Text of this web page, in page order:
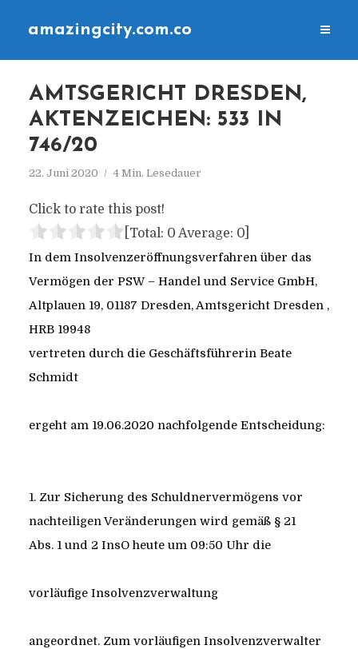
amazingcity.com.co
AMTSGERICHT DRESDEN,
AKTENZEICHEN: 533 IN
746/20
22. Juni 2020 4 Min. Lesedauer
Click to rate this post!
[Total: 0 Average: 0]
In dem Insolvenzeröffnungsverfahren über das
Vermögen der PSW – Handel und Service GmbH,
Altplauen 19, 01187 Dresden, Amtsgericht Dresden ,
HRB 19948
vertreten durch die Geschäftsführerin Beate
Schmidt
ergeht am 19.06.2020 nachfolgende Entscheidung:
1. Zur Sicherung des Schuldnervermögens vor
nachteiligen Veränderungen wird gemäß § 21
Abs. 1 und 2 InsO heute um 09:50 Uhr die
vorläufige Insolvenzverwaltung
angeordnet. Zum vorläufigen Insolvenzverwalter